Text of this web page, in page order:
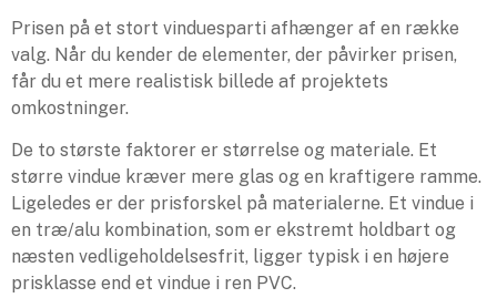
Prisen på et stort vinduesparti afhænger af en række
valg. Når du kender de elementer, der påvirker prisen,
får du et mere realistisk billede af projektets
omkostninger.
De to største faktorer er størrelse og materiale. Et
større vindue kræver mere glas og en kraftigere ramme.
Ligeledes er der prisforskel på materialerne. Et vindue i
en træ/alu kombination, som er ekstremt holdbart og
næsten vedligeholdelsesfrit, ligger typisk i en højere
prisklasse end et vindue i ren PVC.